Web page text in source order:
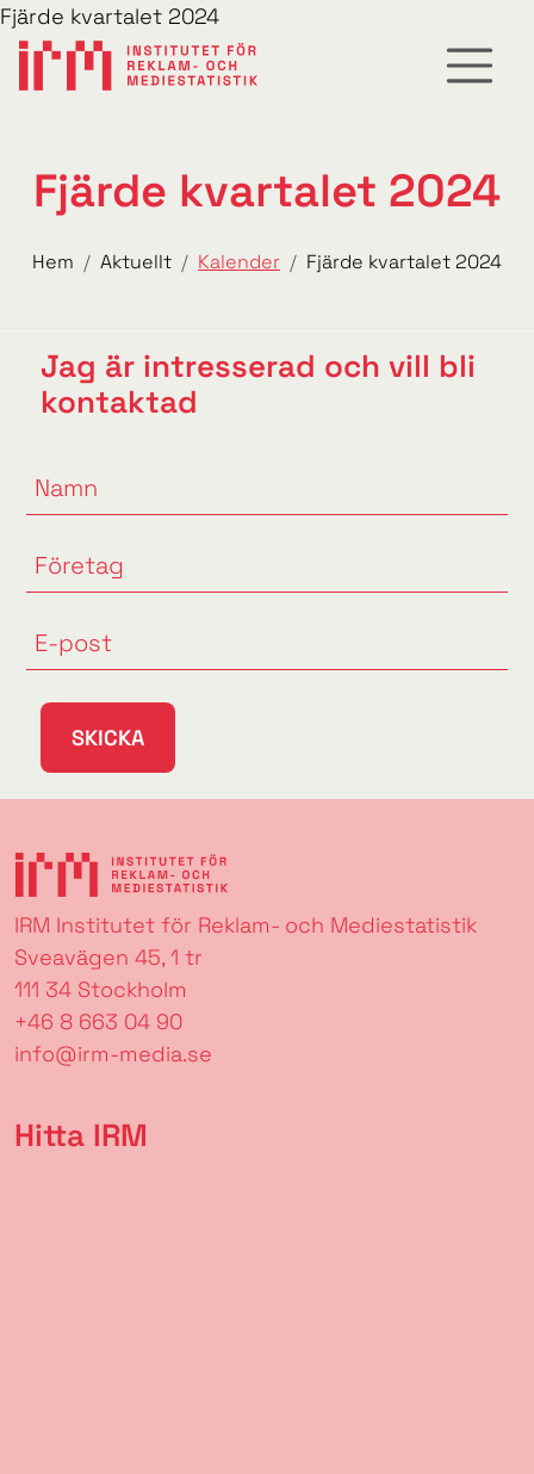
Fjärde kvartalet 2024
Fjärde kvartalet 2024
Hem Aktuellt Kalender Fjärde kvartalet 2024
Jag är intresserad och vill bli
kontaktad
SKICKA
IRM Institutet för Reklam- och Mediestatistik
Sveavägen 45, 1 tr
111 34 Stockholm
+46 8 663 04 90
info@irm-media.se
Hitta IRM